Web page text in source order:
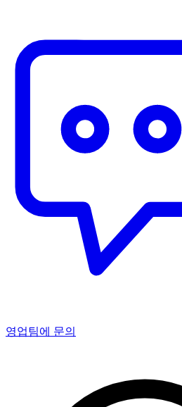
영업팀에 문의